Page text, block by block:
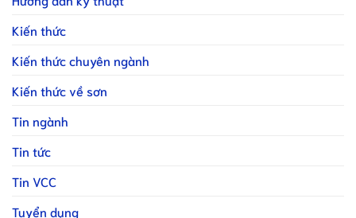
Kiến thức
Kiến thức chuyên ngành
Kiến thức về sơn
Tin ngành
Tin tức
Tin VCC
Tuyển dụng